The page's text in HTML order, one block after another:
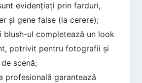
evidențiați prin farduri,
și gene false (la cerere);
blush-ul completează un look
potrivit pentru fotografii și
scenă;
profesională garantează